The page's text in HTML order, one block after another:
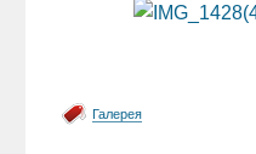
Галерея